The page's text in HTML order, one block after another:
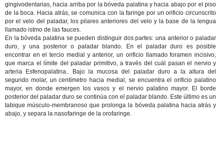
gingivodentarias, hacia arriba por la bóveda palatina y hacia abajo por el piso
de la boca. Hacia atrás, se comunica con la faringe por un orificio circunscrito
por el velo del paladar, los pilares anteriores del velo y la base de la lengua
llamado istmo de las fauces.
En la bóveda palatina se pueden distinguir dos partes: una anterior o paladar
duro, y una posterior o paladar blando. En el paladar duro es posible
encontrar en el tercio medial y anterior, un orificio llamado foramen incisivo,
que marca el límite del paladar primitivo, a través del cuál pasan el nervio y
arteria Esfenopalatina.. Bajo la mucosa del paladar duro a la altura del
segundo molar, un centímetro hacia medial, se encuentra el orificio palatino
mayor, en donde emergen los vasos y el nervio palatino mayor. El borde
posterior del paladar duro se continúa con el paladar blando. Este último es un
tabique músculo-membranoso que prolonga la bóveda palatina hacia atrás y
abajo, y separa la nasofaringe de la orofaringe.